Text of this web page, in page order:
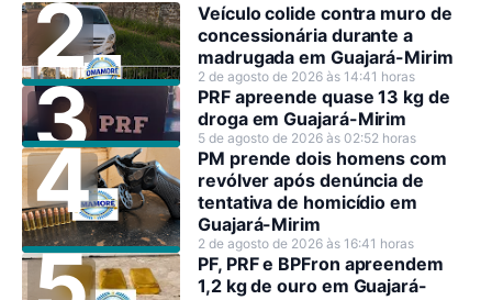
Veículo colide contra muro de
concessionária durante a
madrugada em Guajará-Mirim
2 de agosto de 2026 às 14:41 horas
PRF apreende quase 13 kg de
droga em Guajará-Mirim
5 de agosto de 2026 às 02:52 horas
PM prende dois homens com
revólver após denúncia de
tentativa de homicídio em
Guajará-Mirim
2 de agosto de 2026 às 16:41 horas
PF, PRF e BPFron apreendem
1,2 kg de ouro em Guajará-